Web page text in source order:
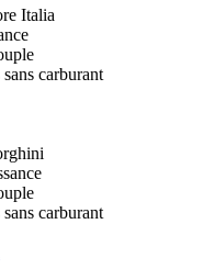
Italia
carburant
carburant